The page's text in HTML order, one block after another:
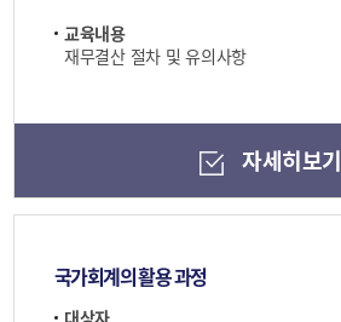
교육내용
재무결산 절차 및 유의사항
자세히보기
국가회계의 활용 과정
대상자